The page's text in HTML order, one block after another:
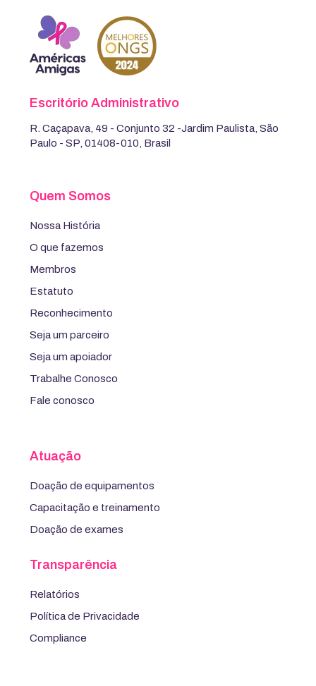
Escritório Administrativo
R. Caçapava, 49 - Conjunto 32 -Jardim Paulista, São
Paulo - SP, 01408-010, Brasil
Quem Somos
Nossa História
O que fazemos
Membros
Estatuto
Reconhecimento
Seja um parceiro
Seja um apoiador
Trabalhe Conosco
Fale conosco
Atuação
Doação de equipamentos
Capacitação e treinamento
Doação de exames
Transparência
Relatórios
Política de Privacidade
Compliance